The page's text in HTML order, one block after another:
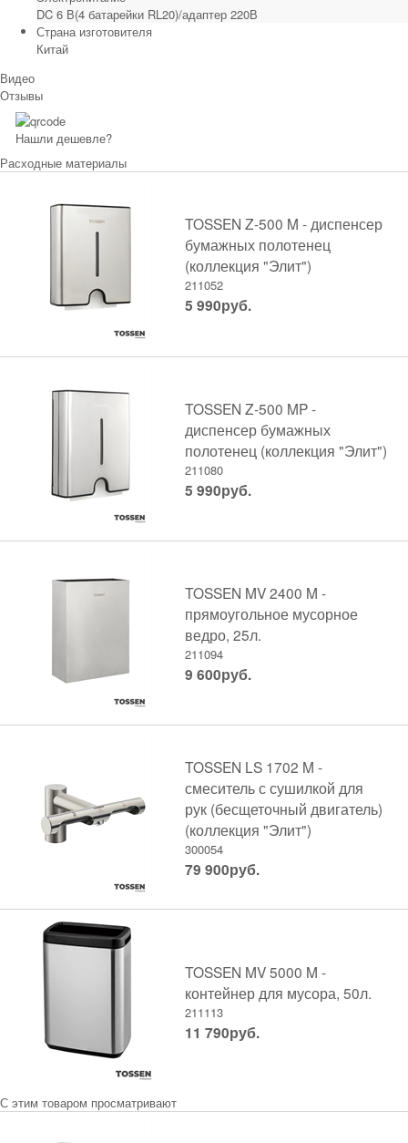
DC 6 В(4 батарейки RL20)/адаптер 220В
Страна изготовителя
Китай
Видео
Отзывы
Нашли дешевле?
Расходные материалы
TOSSEN Z-500 M - диспенсер
бумажных полотенец
(коллекция "Элит")
211052
5 990руб.
TOSSEN Z-500 MP -
диспенсер бумажных
полотенец (коллекция "Элит")
211080
5 990руб.
TOSSEN MV 2400 M -
прямоугольное мусорное
ведро, 25л.
211094
9 600руб.
TOSSEN LS 1702 M -
смеситель с сушилкой для
рук (бесщеточный двигатель)
(коллекция "Элит")
300054
79 900руб.
TOSSEN MV 5000 M -
контейнер для мусора, 50л.
211113
11 790руб.
С этим товаром просматривают